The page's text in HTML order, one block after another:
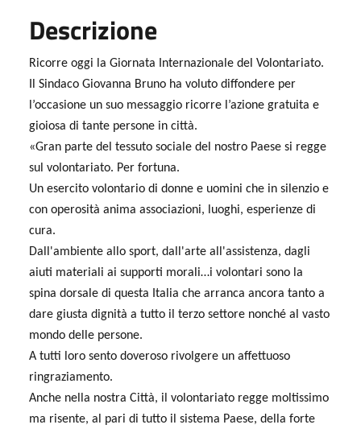
Descrizione
Ricorre oggi la Giornata Internazionale del Volontariato.
Il Sindaco Giovanna Bruno ha voluto diffondere per
l’occasione un suo messaggio ricorre l’azione gratuita e
gioiosa di tante persone in città.
«Gran parte del tessuto sociale del nostro Paese si regge
sul volontariato. Per fortuna.
Un esercito volontario di donne e uomini che in silenzio e
con operosità anima associazioni, luoghi, esperienze di
cura.
Dall'ambiente allo sport, dall'arte all'assistenza, dagli
aiuti materiali ai supporti morali…i volontari sono la
spina dorsale di questa Italia che arranca ancora tanto a
dare giusta dignità a tutto il terzo settore nonché al vasto
mondo delle persone.
A tutti loro sento doveroso rivolgere un affettuoso
ringraziamento.
Anche nella nostra Città, il volontariato regge moltissimo
ma risente, al pari di tutto il sistema Paese, della forte